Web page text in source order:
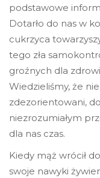
podstawowe
Dotarło do nas w
cukrzyca
tego zła
groźnych dla
Wiedzieliśmy, że
zdezorientowani,
niezrozumiałym
dla nas czas.
Kiedy mąż wrócił
swoje nawyki